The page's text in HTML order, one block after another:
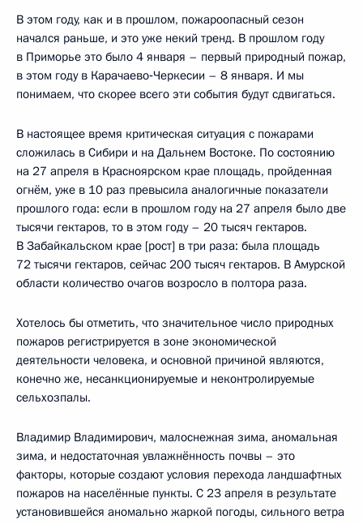
В этом году, как и в прошлом, пожароопасный сезон
начался раньше, и это уже некий тренд. В прошлом году
в Приморье это было 4 января – первый природный пожар,
в этом году в Карачаево‑Черкесии – 8 января. И мы
понимаем, что скорее всего эти события будут сдвигаться.
В настоящее время критическая ситуация с пожарами
сложилась в Сибири и на Дальнем Востоке. По состоянию
на 27 апреля в Красноярском крае площадь, пройденная
огнём, уже в 10 раз превысила аналогичные показатели
прошлого года: если в прошлом году на 27 апреля было две
тысячи гектаров, то в этом году – 20 тысяч гектаров.
В Забайкальском крае [рост] в три раза: была площадь
72 тысячи гектаров, сейчас 200 тысяч гектаров. В Амурской
области количество очагов возросло в полтора раза.
Хотелось бы отметить, что значительное число природных
пожаров регистрируется в зоне экономической
деятельности человека, и основной причиной являются,
конечно же, несанкционируемые и неконтролируемые
сельхозпалы.
Владимир Владимирович, малоснежная зима, аномальная
зима, и недостаточная увлажнённость почвы – это
факторы, которые создают условия перехода ландшафтных
пожаров на населённые пункты. С 23 апреля в результате
установившейся аномально жаркой погоды, сильного ветра